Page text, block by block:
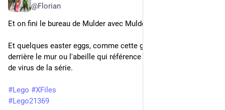
@Florian
Et on fini le bureau de Mulder avec Mulder lui même !
Et quelques easter eggs, comme cette grenouille planquée
derrière le mur ou l'abeille qui référence les abeilles porteuses
de virus de la série.
#Lego #XFiles
#Lego21369